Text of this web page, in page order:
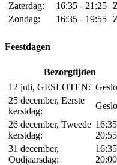
Zaterdag:
16:35 - 21:25
Zondag:
16:35 - 19:55
Feestdagen
Bezorgtijden
12 juli, GESLOTEN:
25 december, Eerste
kerstdag:
26 december, Tweede
kerstdag:
20:55
31 december,
Oudjaarsdag:
20:00